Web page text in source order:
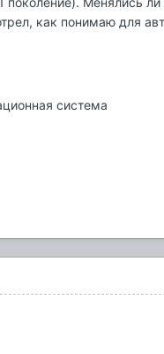
как понимаю для
система